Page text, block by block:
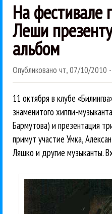
На
Леши
альбом
Опубликовано чт, 07/10/2010
11 октября в клубе
знаменитого хиппи-
Бармутова) и презентация
примут участие Умка,
Ляшко и другие музыканты.